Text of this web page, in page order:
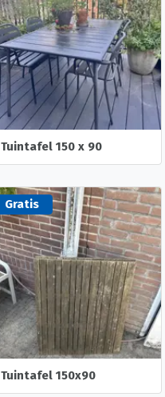
Tuintafel 150 x 90
Gratis
Tuintafel 150x90